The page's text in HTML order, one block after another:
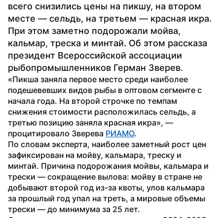
всего снизились цены на пикшу, на втором
месте — сельдь, на третьем — красная икра.
При этом заметно подорожали мойва,
кальмар, треска и минтай. Об этом рассказа
президент Всероссийской ассоциации
рыбопромышленников Герман Зверев.
«Пикша заняла первое место среди наиболее
подешевевших видов рыбы в оптовом сегменте с
начала года. На второй строчке по темпам
снижения стоимости расположилась сельдь, а
третью позицию заняла красная икра», —
процитировало Зверева РИАМО.
По словам эксперта, наиболее заметный рост цен
зафиксирован на мойву, кальмара, треску и
минтай. Причина подорожания мойвы, кальмара и
трески — сокращение вылова: мойву в стране не
добывают второй год из-за квоты, улов кальмара
за прошлый год упал на треть, а мировые объемы
трески — до минимума за 25 лет.